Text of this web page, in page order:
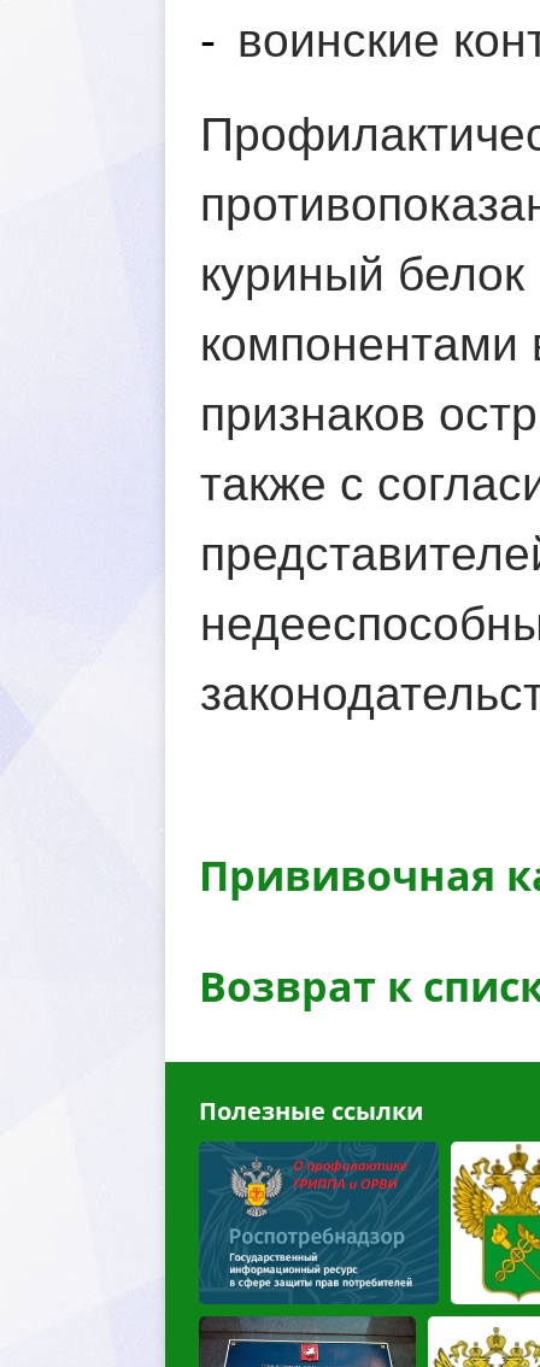
- оинские
куриный
компонентами
признаков
также с
Прививочная
озврат к
Полезные ссылки